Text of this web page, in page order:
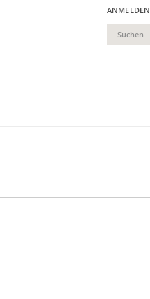
ANMELDEN